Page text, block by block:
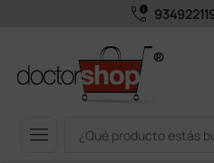
call_quality
menu